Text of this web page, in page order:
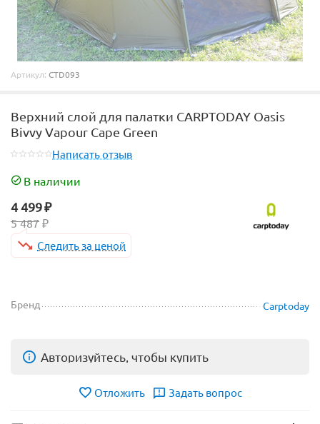
Артикул: CTD093
Верхний слой для палатки CARPTODAY Oasis
Bivvy Vapour Cape Green
Написать отзыв
В наличии
4 499₽
5 487 ₽
Следить за ценой
Бренд Carptoday
Авторизуйтесь, чтобы купить
Отложить Задать вопрос